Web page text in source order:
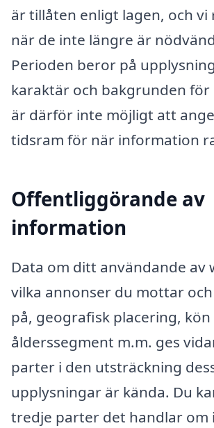
är tillåten enligt lagen, och vi
när de inte längre är
Perioden beror på
karaktär och bakgrunden för
är därför inte möjligt att
tidsram för när information
Offentliggörande av
information
Data om ditt användande av
vilka annonser du mottar
på, geografisk placering, kön
ålderssegment m.m. ges
parter i den utsträckning
upplysningar är kända. Du
tredje parter det handlar om